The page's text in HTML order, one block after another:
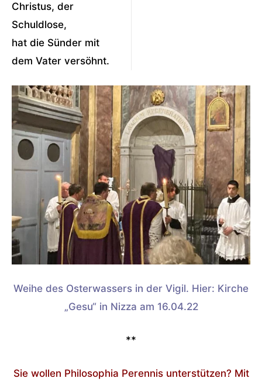
Christus, der
Schuldlose,
hat die Sünder mit
dem Vater versöhnt.
Weihe des Osterwassers in der Vigil. Hier: Kirche
„Gesu“ in Nizza am 16.04.22
**
Sie wollen Philosophia Perennis unterstützen? Mit